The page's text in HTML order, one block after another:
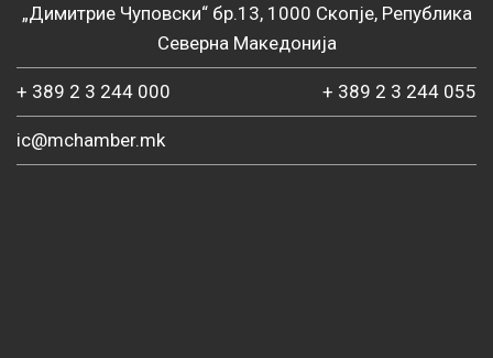
„Димитрие Чуповски“ бр.13, 1000 Скопје, Република
Северна Македонија
+ 389 2 3 244 000 + 389 2 3 244 055
ic@mchamber.mk